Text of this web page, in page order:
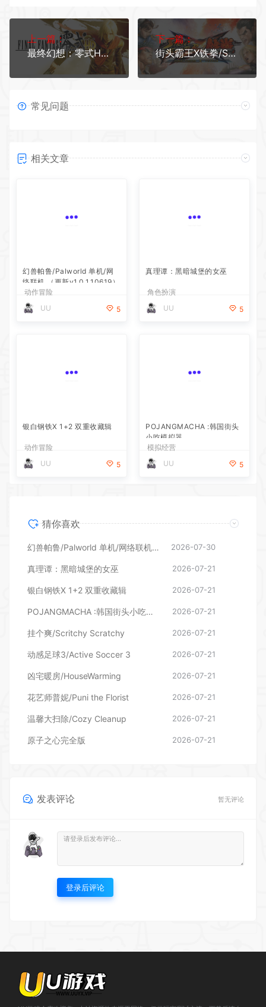
上一篇：
最终幻想：零式HD/Final Fantasy Type-0 HD
下一篇：
街头霸王X铁拳/Street Fighter X Tekken（全DCL V1.08）
常见问题
相关文章
幻兽帕鲁/Palworld 单机/网
络联机 （更新v1.0.1.10619）
动作冒险
UU
5
真理谭：黑暗城堡的女巫
角色扮演
UU
5
POJANGMACHA :韩国街头
小吃模拟器
模拟经营
UU
5
猜你喜欢
幻兽帕鲁/Palworld 单机/网络联机 （更新v1.0.1.10619） 2026-07-30
真理谭：黑暗城堡的女巫 2026-07-21
银白钢铁X 1+2 双重收藏辑 2026-07-21
POJANGMACHA :韩国街头小吃模拟器 2026-07-21
挂个爽/Scritchy Scratchy 2026-07-21
动感足球3/Active Soccer 3 2026-07-21
凶宅暖房/HouseWarming 2026-07-21
花艺师普妮/Puni the Florist 2026-07-21
温馨大扫除/Cozy Cleanup 2026-07-21
原子之心完全版 2026-07-21
发表评论 暂无评论
登录后评论